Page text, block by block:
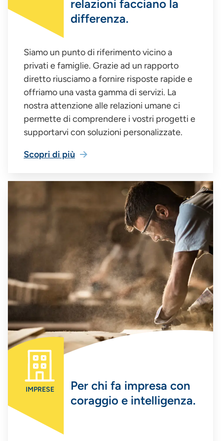
relazioni facciano la
differenza.
Siamo un punto di riferimento vicino a
privati e famiglie. Grazie ad un rapporto
diretto riusciamo a fornire risposte rapide e
offriamo una vasta gamma di servizi. La
nostra attenzione alle relazioni umane ci
permette di comprendere i vostri progetti e
supportarvi con soluzioni personalizzate.
Scopri di più
IMPRESE
Per chi fa impresa con
coraggio e intelligenza.